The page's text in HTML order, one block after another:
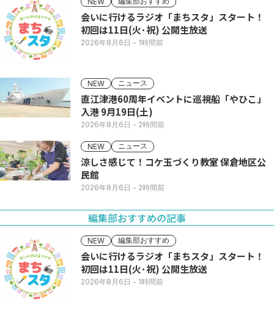
会いに行けるラジオ「まちスタ」スタート！
初回は11日(火･祝) 公開生放送
2026年8月6日 - 1時間前
NEW ニュース
直江津港60周年イベントに巡視船「やひこ」
入港 9月19日(土)
2026年8月6日 - 2時間前
NEW ニュース
涼しさ感じて！コケ玉づくり教室 保倉地区公
民館
2026年8月6日 - 2時間前
編集部おすすめの記事
NEW 編集部おすすめ
会いに行けるラジオ「まちスタ」スタート！
初回は11日(火･祝) 公開生放送
2026年8月6日 - 1時間前